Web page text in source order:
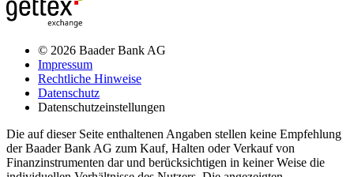
© 2026 Baader Bank AG
Impressum
Rechtliche Hinweise
Datenschutz
Datenschutzeinstellungen
Die auf dieser Seite enthaltenen Angaben stellen keine Empfehlung
der Baader Bank AG zum Kauf, Halten oder Verkauf von
Finanzinstrumenten dar und berücksichtigen in keiner Weise die